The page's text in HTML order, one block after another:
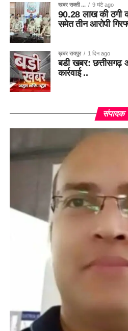
खबर सक्ती ... 9 घंटे ago
90.28 लाख की ठगी
समेत तीन आरोपी
ख़बर रायपुर 1 दिन ago
बडी खबर: छत्तीसगढ़
कार्रवाई ..
संपादक